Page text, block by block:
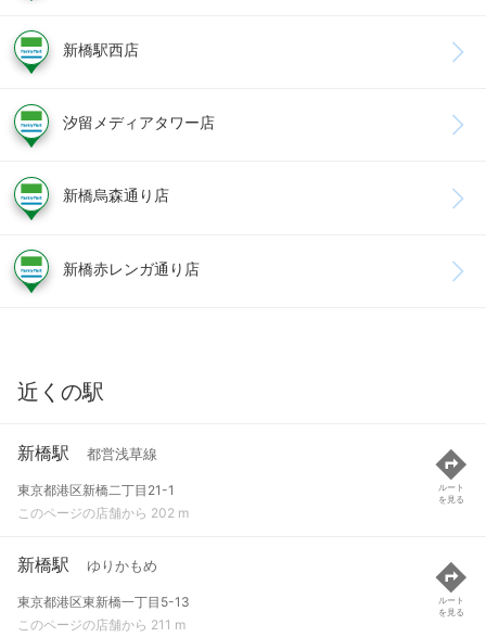
新橋駅西店
汐留メディアタワー店
新橋烏森通り店
新橋赤レンガ通り店
近くの駅
新橋駅 都営浅草線
東京都港区新橋二丁目21-1
このページの店舗から 202 m
ルート
を見る
新橋駅 ゆりかもめ
東京都港区東新橋一丁目5-13
このページの店舗から 211 m
ルート
を見る